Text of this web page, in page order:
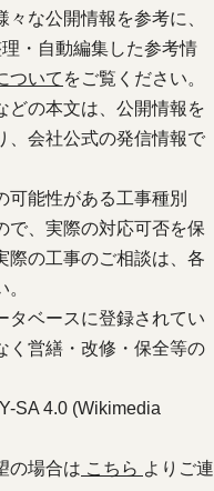
な公開情報を参考に、
・自動編集した参考情
ついて をご覧ください。
どの本文は、公開情報を
、会社公式の発信情報で
可能性がある工事種別
で、実際の対応可否を保
際の工事のご相談は、各
タベースに登録されてい
く営繕・改修・保全等の
SA 4.0 (Wikimedia
の場合は こちら よりご連